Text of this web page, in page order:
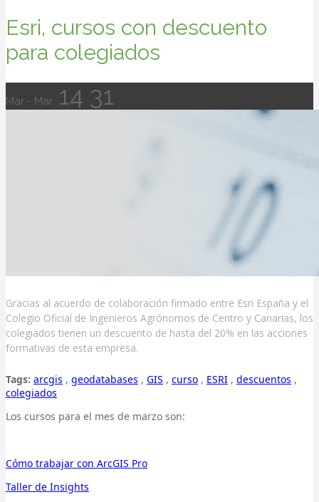
Esri, cursos con descuento
para colegiados
Mar - Mar 14 31
Gracias al acuerdo de colaboración firmado entre Esri España y el
Colegio Oficial de Ingenieros Agrónomos de Centro y Canarias, los
colegiados tienen un descuento de hasta del 20% en las acciones
formativas de esta empresa.
Tags: arcgis , geodatabases , GIS , curso , ESRI , descuentos ,
colegiados
Los cursos para el mes de marzo son:
Cómo trabajar con ArcGIS Pro
Taller de Insights